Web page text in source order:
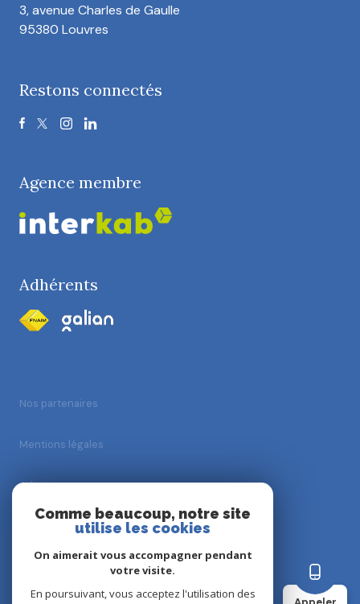
3, avenue Charles de Gaulle
95380 Louvres
Restons connectés
Agence membre
Adhérents
Nos partenaires
Mentions légales
Admin
Nos honoraires
Comme beaucoup, notre site
utilise les cookies
On aimerait vous accompagner pendant
votre visite.
En poursuivant, vous acceptez l'utilisation des